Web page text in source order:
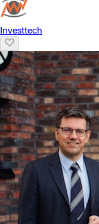
Investtech